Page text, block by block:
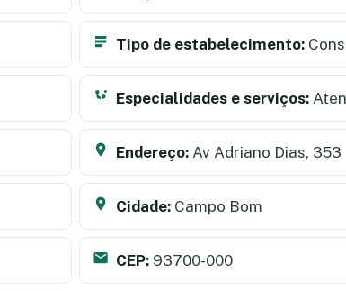
Tipo de estabelecimento:
Especialidades e serviços:
Endereço: Av Adriano Dias, 353
Cidade: Campo Bom
CEP: 93700-000